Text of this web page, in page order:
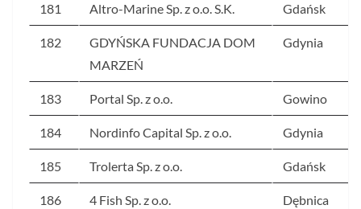
181 Altro-Marine Sp. z o.o. S.K. Gdańsk
182
GDYŃSKA FUNDACJA DOM
MARZEŃ
Gdynia
183 Portal Sp. z o.o. Gowino
184 Nordinfo Capital Sp. z o.o. Gdynia
185 Trolerta Sp. z o.o. Gdańsk
186 4 Fish Sp. z o.o.
Dębnica